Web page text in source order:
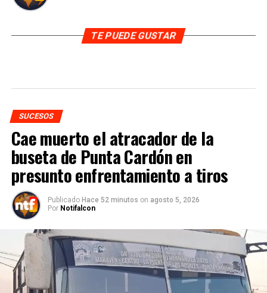
TE PUEDE GUSTAR
SUCESOS
Cae muerto el atracador de la
buseta de Punta Cardón en
presunto enfrentamiento a tiros
Publicado Hace 52 minutos on agosto 5, 2026
Por Notifalcon